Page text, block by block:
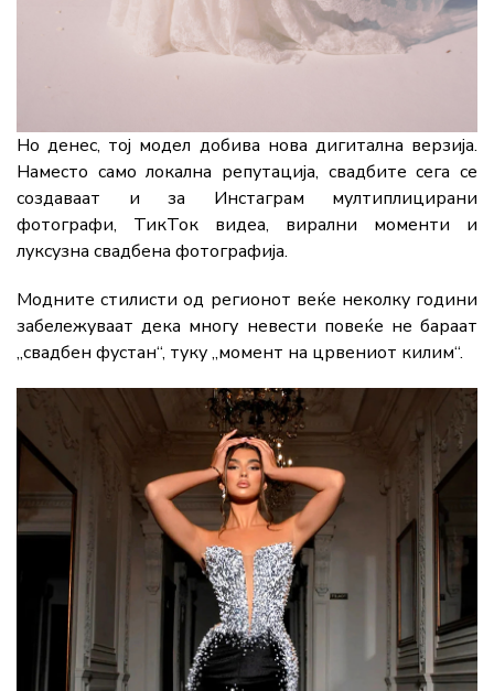
Но денес, тој модел добива нова дигитална верзија.
Наместо само локална репутација, свадбите сега се
создаваат и за Инстаграм мултиплицирани
фотографи, ТикТок видеа, вирални моменти и
луксузна свадбена фотографија.
Модните стилисти од регионот веќе неколку години
забележуваат дека многу невести повеќе не бараат
„свадбен фустан“, туку „момент на црвениот килим“.